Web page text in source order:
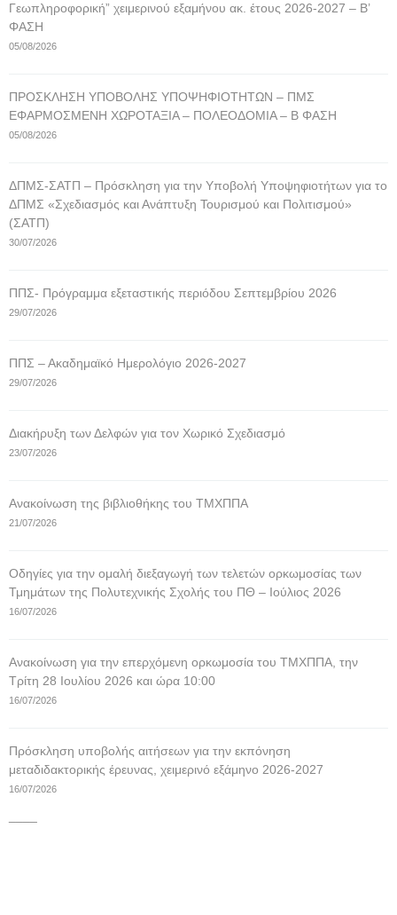
Γεωπληροφορική” χειμερινού εξαμήνου ακ. έτους 2026-2027 – Β’
ΦΑΣΗ
05/08/2026
ΠΡΟΣΚΛΗΣΗ ΥΠΟΒΟΛΗΣ ΥΠΟΨΗΦΙΟΤΗΤΩΝ – ΠΜΣ
ΕΦΑΡΜΟΣΜΕΝΗ ΧΩΡΟΤΑΞΙΑ – ΠΟΛΕΟΔΟΜΙΑ – Β ΦΑΣΗ
05/08/2026
ΔΠΜΣ-ΣΑΤΠ – Πρόσκληση για την Υποβολή Υποψηφιοτήτων για το
ΔΠΜΣ «Σχεδιασμός και Ανάπτυξη Τουρισμού και Πολιτισμού»
(ΣΑΤΠ)
30/07/2026
ΠΠΣ- Πρόγραμμα εξεταστικής περιόδου Σεπτεμβρίου 2026
29/07/2026
ΠΠΣ – Ακαδημαϊκό Ημερολόγιο 2026-2027
29/07/2026
Διακήρυξη των Δελφών για τον Χωρικό Σχεδιασμό
23/07/2026
Ανακοίνωση της βιβλιοθήκης του ΤΜΧΠΠΑ
21/07/2026
Οδηγίες για την ομαλή διεξαγωγή των τελετών ορκωμοσίας των
Τμημάτων της Πολυτεχνικής Σχολής του ΠΘ – Ιούλιος 2026
16/07/2026
Ανακοίνωση για την επερχόμενη ορκωμοσία του ΤΜΧΠΠΑ, την
Τρίτη 28 Ιουλίου 2026 και ώρα 10:00
16/07/2026
Πρόσκληση υποβολής αιτήσεων για την εκπόνηση
μεταδιδακτορικής έρευνας, χειμερινό εξάμηνο 2026-2027
16/07/2026